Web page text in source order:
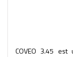
COVEO 3.45